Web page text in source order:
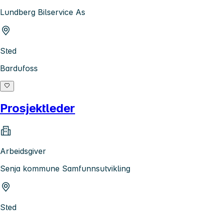
Lundberg Bilservice As
Sted
Bardufoss
Prosjektleder
Arbeidsgiver
Senja kommune Samfunnsutvikling
Sted